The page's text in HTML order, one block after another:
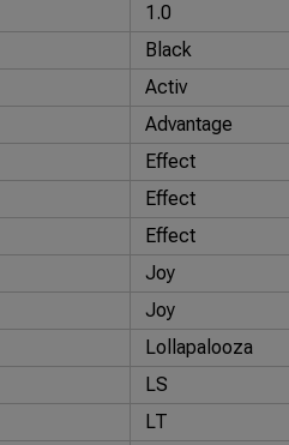
1.0
Black
Activ
Advantage
Effect
Effect
Effect
Joy
Joy
Lollapalooza
LS
LT